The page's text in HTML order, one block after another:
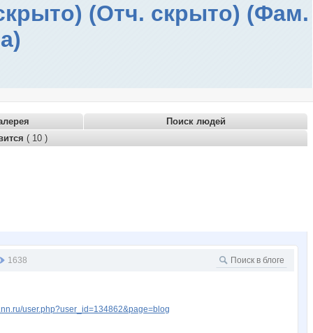
(Отч. скрыто) (Фам.
Поиск людей
( 10 )
1638
user.php?user_id=134862&page=blog